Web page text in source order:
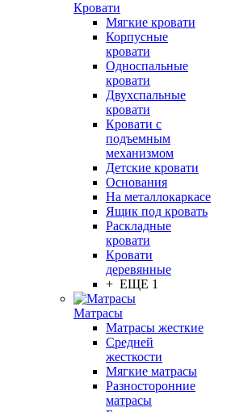
Кровати
Мягкие кровати
Корпусные
кровати
Односпальные
кровати
Двухспальные
кровати
Кровати с
подъемным
механизмом
Детские кровати
Основания
На металлокаркасе
Ящик под кровать
Раскладные
кровати
Кровати
деревянные
+ ЕЩЕ 1
Матрасы
Матрасы жесткие
Средней
жесткости
Мягкие матрасы
Разносторонние
матрасы